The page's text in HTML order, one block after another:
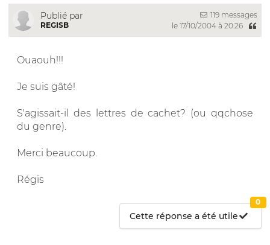
Publié par
REGISB
119 messages
le 17/10/2004 à 20:26
Ouaouh!!!
Je suis gâté!
S'agissait-il des lettres de cachet? (ou qqchose
du genre).
Merci beaucoup.
Régis
Cette réponse a été utile
0